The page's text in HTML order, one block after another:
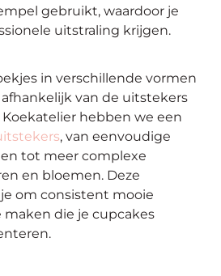
gebruikt, waardoor je
uitstraling krijgen.
in verschillende vormen
van de uitstekers
hebben we een
, van eenvoudige
tot meer complexe
en bloemen. Deze
om consistent mooie
die je cupcakes